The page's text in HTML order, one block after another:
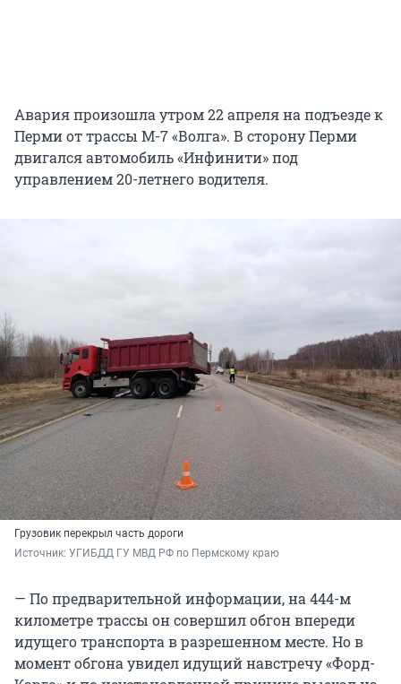
Авария произошла утром 22 апреля на подъезде к
Перми от трассы М-7 «Волга». В сторону Перми
двигался автомобиль «Инфинити» под
управлением 20-летнего водителя.
Грузовик перекрыл часть дороги
Источник: УГИБДД ГУ МВД РФ по Пермскому краю
— По предварительной информации, на 444-м
километре трассы он совершил обгон впереди
идущего транспорта в разрешенном месте. Но в
момент обгона увидел идущий навстречу «Форд-